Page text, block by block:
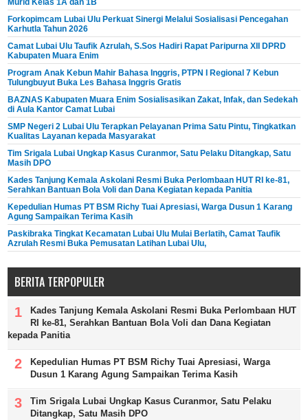
Murid Kelas 1A dan 1B
Forkopimcam Lubai Ulu Perkuat Sinergi Melalui Sosialisasi Pencegahan
Karhutla Tahun 2026
Camat Lubai Ulu Taufik Azrulah, S.Sos Hadiri Rapat Paripurna XII DPRD
Kabupaten Muara Enim
Program Anak Kebun Mahir Bahasa Inggris, PTPN I Regional 7 Kebun
Tulungbuyut Buka Les Bahasa Inggris Gratis
BAZNAS Kabupaten Muara Enim Sosialisasikan Zakat, Infak, dan Sedekah
di Aula Kantor Camat Lubai
SMP Negeri 2 Lubai Ulu Terapkan Pelayanan Prima Satu Pintu, Tingkatkan
Kualitas Layanan kepada Masyarakat
Tim Srigala Lubai Ungkap Kasus Curanmor, Satu Pelaku Ditangkap, Satu
Masih DPO
Kades Tanjung Kemala Askolani Resmi Buka Perlombaan HUT RI ke-81,
Serahkan Bantuan Bola Voli dan Dana Kegiatan kepada Panitia
Kepedulian Humas PT BSM Richy Tuai Apresiasi, Warga Dusun 1 Karang
Agung Sampaikan Terima Kasih
Paskibraka Tingkat Kecamatan Lubai Ulu Mulai Berlatih, Camat Taufik
Azrulah Resmi Buka Pemusatan Latihan Lubai Ulu,
BERITA TERPOPULER
Kades Tanjung Kemala Askolani Resmi Buka Perlombaan HUT
RI ke-81, Serahkan Bantuan Bola Voli dan Dana Kegiatan
kepada Panitia
Kepedulian Humas PT BSM Richy Tuai Apresiasi, Warga
Dusun 1 Karang Agung Sampaikan Terima Kasih
Tim Srigala Lubai Ungkap Kasus Curanmor, Satu Pelaku
Ditangkap, Satu Masih DPO